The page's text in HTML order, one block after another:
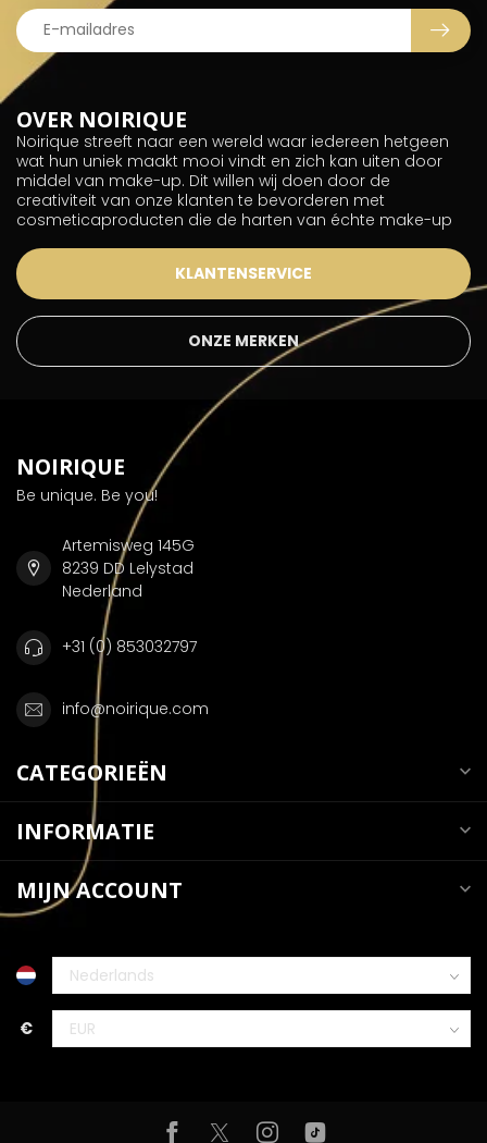
OVER NOIRIQUE
Noirique streeft naar een wereld waar iedereen hetgeen
wat hun uniek maakt mooi vindt en zich kan uiten door
middel van make-up. Dit willen wij doen door de
creativiteit van onze klanten te bevorderen met
cosmeticaproducten die de harten van échte make-up
KLANTENSERVICE
ONZE MERKEN
NOIRIQUE
Be unique. Be you!
Artemisweg 145G
8239 DD Lelystad
Nederland
+31 (0) 853032797
info@noirique.com
CATEGORIEËN
INFORMATIE
MIJN ACCOUNT
€